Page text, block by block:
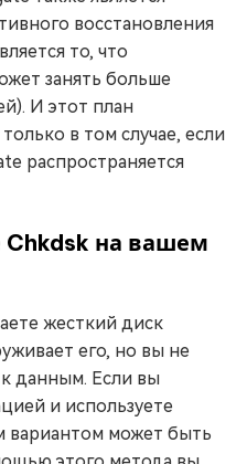
восстановления
то, что
занять больше
И этот план
в том случае, если
распространяется
Chkdsk на вашем
жесткий диск
его, но вы не
данным. Если вы
и используете
вариантом может быть